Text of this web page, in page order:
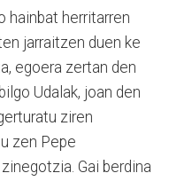
hainbat herritarren
jarraitzen duen ke
egoera zertan den
Udalak, joan den
ziren
zen Pepe
Gai berdina